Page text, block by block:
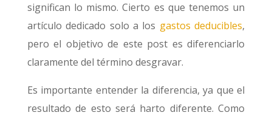
significan lo mismo. Cierto es que tenemos un
artículo dedicado solo a los gastos deducibles,
pero el objetivo de este post es diferenciarlo
claramente del término desgravar.
Es importante entender la diferencia, ya que el
resultado de esto será harto diferente. Como